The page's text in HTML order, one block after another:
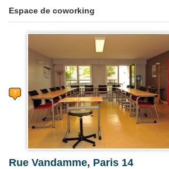
Espace de coworking
Rue Vandamme, Paris 14